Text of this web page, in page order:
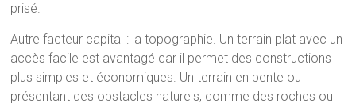
prisé.
Autre facteur capital : la topographie. Un terrain plat avec un
accès facile est avantagé car il permet des constructions
plus simples et économiques. Un terrain en pente ou
présentant des obstacles naturels, comme des roches ou